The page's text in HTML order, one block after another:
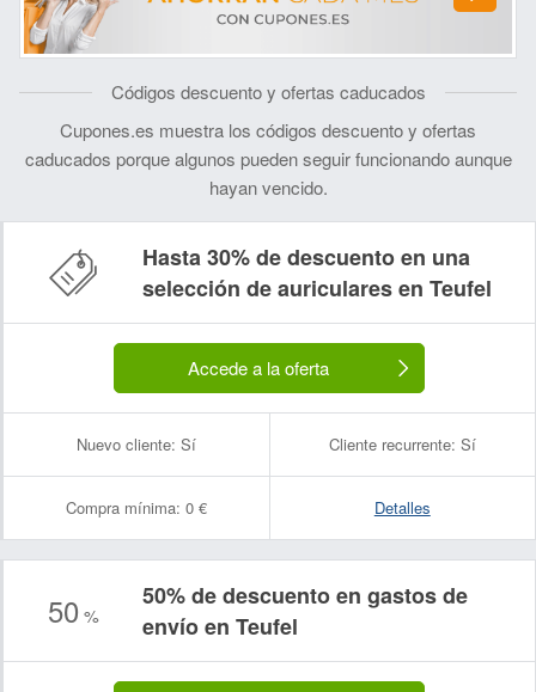
Códigos descuento y ofertas caducados
Cupones.es muestra los códigos descuento y ofertas
caducados porque algunos pueden seguir funcionando aunque
hayan vencido.
Hasta 30% de descuento en una
selección de auriculares en Teufel
Accede a la oferta
Nuevo cliente: Sí Cliente recurrente: Sí
Compra mínima: 0 € Detalles
50 %
50% de descuento en gastos de
envío en Teufel